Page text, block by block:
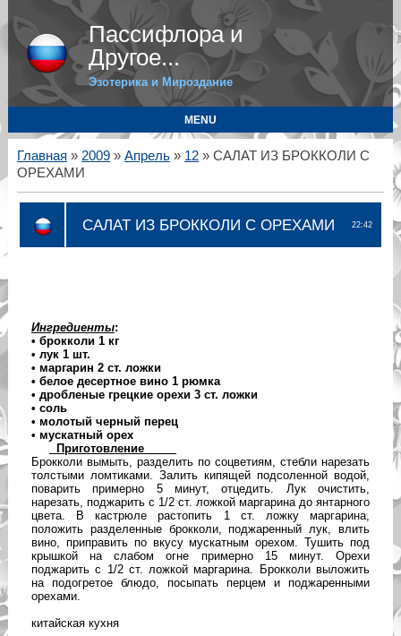
Пассифлора и
Другое...
Эзотерика и Мироздание
MENU
Главная » 2009 » Апрель » 12» САЛАТ ИЗ БРОККОЛИ С
ОРЕХАМИ
22:42
САЛАТ ИЗ БРОККОЛИ С ОРЕХАМИ
Ингредиенты:
• брокколи 1 кг
• лук 1 шт.
• маргарин 2 ст. ложки
• белое десертное вино 1 рюмка
• дробленые грецкие орехи 3 ст. ложки
• соль
• молотый черный перец
• мускатный орех
Приготовление
Брокколи вымыть, разделить по соцветиям, стебли нарезать
толстыми ломтиками. Залить кипящей подсоленной водой,
поварить примерно 5 минут, отцедить. Лук очистить,
нарезать, поджарить с 1/2 ст. ложкой маргарина до янтарного
цвета. В кастрюле растопить 1 ст. ложку маргарина,
положить разделенные брокколи, поджаренный лук, влить
вино, приправить по вкусу мускатным орехом. Тушить под
крышкой на слабом огне примерно 15 минут. Орехи
поджарить с 1/2 ст. ложкой маргарина. Брокколи выложить
на подогретое блюдо, посыпать перцем и поджаренными
орехами.
китайская кухня